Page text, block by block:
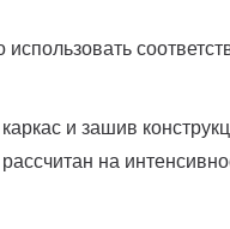
и зашив
на